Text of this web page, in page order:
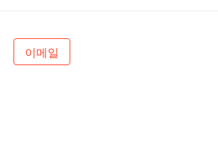
이메일